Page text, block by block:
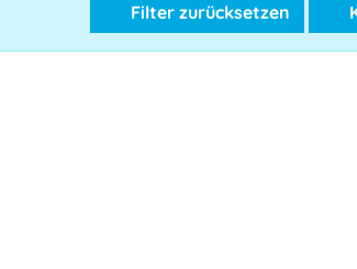
Filter zurücksetzen